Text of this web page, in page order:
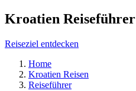
Kroatien Reiseführer
Reiseziel entdecken
Home
Kroatien Reisen
Reiseführer